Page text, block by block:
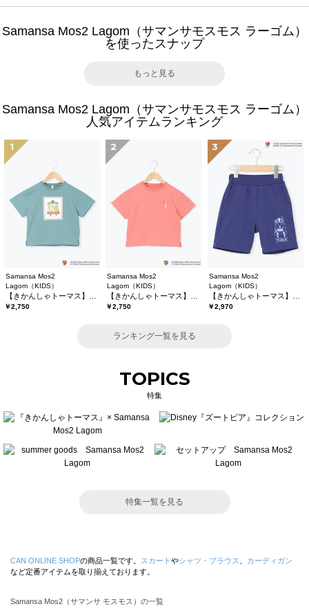
Samansa Mos2 Lagom（サマンサモスモス ラーゴム）
を使ったスナップ
もっと見る
Samansa Mos2 Lagom（サマンサモスモス ラーゴム）
人気アイテムランキング
1
Samansa Mos2
Lagom（KIDS）
￥2,750
2
Samansa Mos2
Lagom（KIDS）
￥2,750
3
Samansa Mos2
Lagom（KIDS）
￥2,970
ランキング一覧を見る
TOPICS
特集
特集一覧を見る
CAN ONLINE SHOPの商品一覧です。 スカート やシャツ・ブラウス
カーディガン
など定番アイテムを取り揃えております。
Samansa Mos2（サマンサ モスモス）の一覧